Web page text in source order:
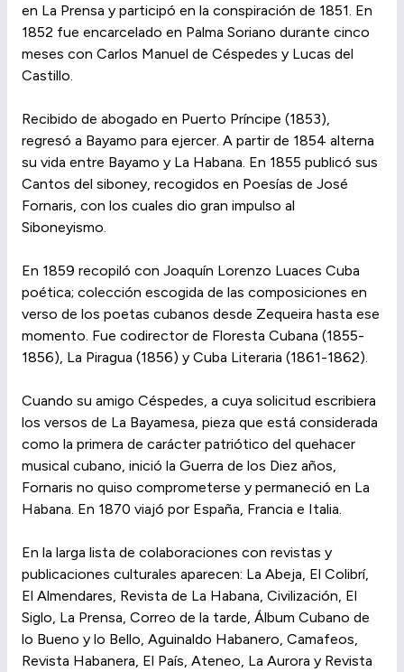
en La Prensa y participó en la conspiración de 1851. En
1852 fue encarcelado en Palma Soriano durante cinco
meses con Carlos Manuel de Céspedes y Lucas del
Castillo.
Recibido de abogado en Puerto Príncipe (1853),
regresó a Bayamo para ejercer. A partir de 1854 alterna
su vida entre Bayamo y La Habana. En 1855 publicó sus
Cantos del siboney, recogidos en Poesías de José
Fornaris, con los cuales dio gran impulso al
Siboneyismo.
En 1859 recopiló con Joaquín Lorenzo Luaces Cuba
poética; colección escogida de las composiciones en
verso de los poetas cubanos desde Zequeira hasta ese
momento. Fue codirector de Floresta Cubana (1855-
1856), La Piragua (1856) y Cuba Literaria (1861-1862).
Cuando su amigo Céspedes, a cuya solicitud escribiera
los versos de La Bayamesa, pieza que está considerada
como la primera de carácter patriótico del quehacer
musical cubano, inició la Guerra de los Diez años,
Fornaris no quiso comprometerse y permaneció en La
Habana. En 1870 viajó por España, Francia e Italia.
En la larga lista de colaboraciones con revistas y
publicaciones culturales aparecen: La Abeja, El Colibrí,
El Almendares, Revista de La Habana, Civilización, El
Siglo, La Prensa, Correo de la tarde, Álbum Cubano de
lo Bueno y lo Bello, Aguinaldo Habanero, Camafeos,
Revista Habanera, El País, Ateneo, La Aurora y Revista